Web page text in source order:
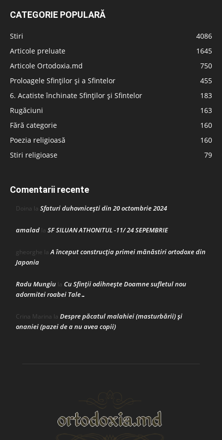
CATEGORIE POPULARĂ
Stiri
4086
Articole preluate
1645
Articole Ortodoxia.md
750
Proloagele Sfinților și a Sfintelor
455
6. Acatiste închinate Sfinților și Sfintelor
183
Rugăciuni
163
Fără categorie
160
Poezia religioasă
160
Stiri religioase
79
Comentarii recente
Doina la Sfaturi duhovnicești din 20 octombrie 2024
amalad la SF SILUAN ATHONITUL -11/ 24 SEPEMBRIE
gheorghe laA început construcţia primei mănăstiri ortodoxe din
Japonia
Radu Mungiu la Cu Sfinții odihnește Doamne sufletul nou
adormitei roabei Tale…
Crina Marina la Despre păcatul malahiei (masturbării) şi
onaniei (pazei de a nu avea copii)